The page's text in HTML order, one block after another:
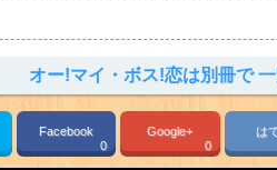
オー!マイ・ボス!恋は別冊で
Facebook
0
Google+
0
は